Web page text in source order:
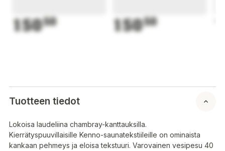
15050 15050
Tuotteen tiedot
Lokoisa laudeliina chambray-kanttauksilla.
Kierrätyspuuvillaisille Kenno-saunatekstiileille on ominaista
kankaan pehmeys ja eloisa tekstuuri. Varovainen vesipesu 40